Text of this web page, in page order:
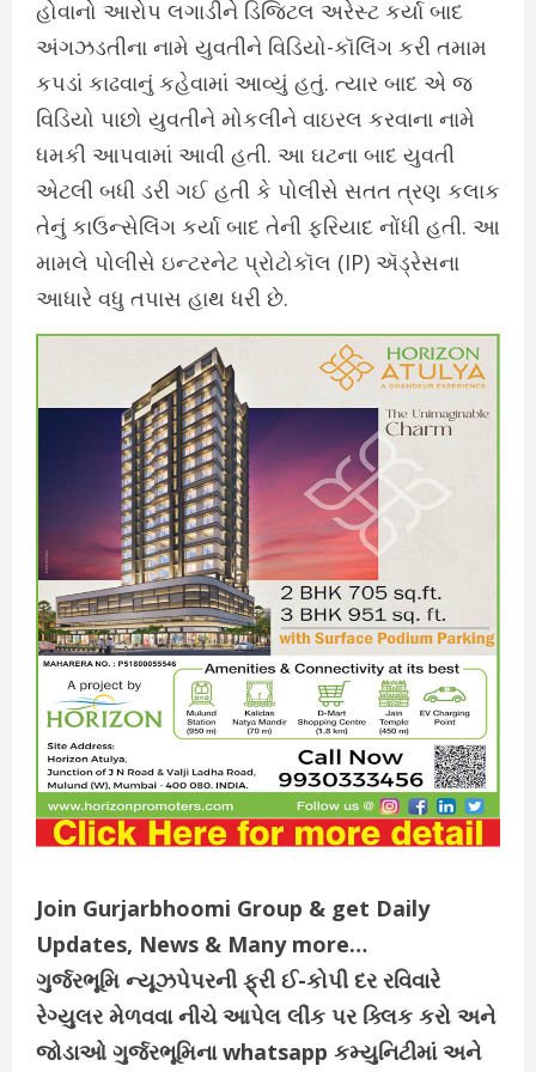
હોવાનો આરોપ લગાડીને ડિજિટલ અરેસ્ટ કર્યા બાદ
અંગઝડતીના નામે યુવતીને વિડિયો-કૉલિંગ કરી તમામ
કપડાં કાઢવાનું કહેવામાં આવ્યું હતું. ત્યાર બાદ એ જ
વિડિયો પાછો યુવતીને મોકલીને વાઇરલ કરવાના નામે
ધમકી આપવામાં આવી હતી. આ ઘટના બાદ યુવતી
એટલી બધી ડરી ગઈ હતી કે પોલીસે સતત ત્રણ કલાક
તેનું કાઉન્સેલિંગ કર્યા બાદ તેની ફરિયાદ નોંધી હતી. આ
મામલે પોલીસે ઇન્ટરનેટ પ્રોટોકૉલ (IP) ઍડ્રેસના
આધારે વધુ તપાસ હાથ ધરી છે.
Join Gurjarbhoomi Group & get Daily
Updates, News & Many more…
ગુર્જરભૂમિ ન્યૂઝપેપરની ફ્રી ઈ-કોપી દર રવિવારે
રેગ્યુલર મેળવવા નીચે આપેલ લીંક પર ક્લિક કરો અને
જોડાઓ ગુર્જરભૂમિના whatsapp કમ્યુનિટીમાં અને